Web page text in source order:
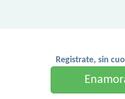
Registrate, sin